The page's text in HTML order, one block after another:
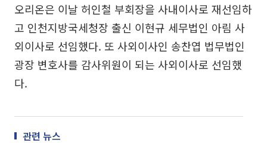
오리온은 이날 허인철 부회장을 사내이사로 재선임하
고 인천지방국세청장 출신 이현규 세무법인 아림 사
외이사로 선임했다. 또 사외이사인 송찬엽 법무법인
광장 변호사를 감사위원이 되는 사외이사로 선임했
다.
관련 뉴스